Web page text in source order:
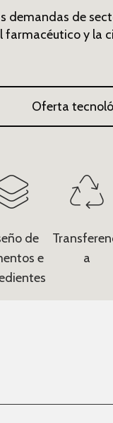
demandas de
farmacéutico y la
Oferta
de
e
a